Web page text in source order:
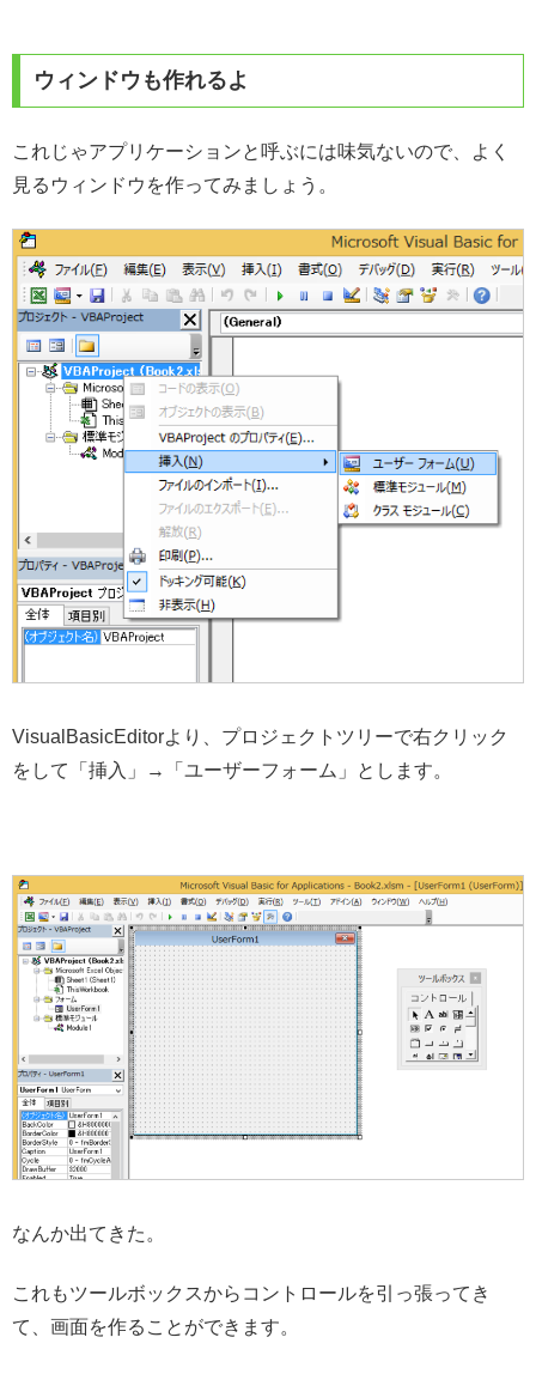
ウィンドウも作れるよ
これじゃアプリケーションと呼ぶには味気ないので、よく
見るウィンドウを作ってみましょう。
VisualBasicEditorより、プロジェクトツリーで右クリック
をして「挿入」→「ユーザーフォーム」とします。
なんか出てきた。
これもツールボックスからコントロールを引っ張ってき
て、画面を作ることができます。